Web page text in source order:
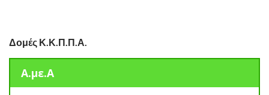
Δομές Κ.Κ.Π.Π.Α.
Α.με.Α